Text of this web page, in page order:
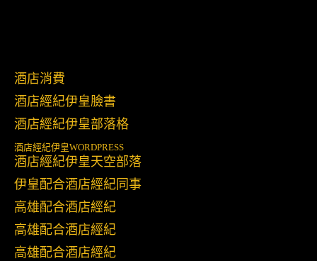
酒店消費
酒店經紀伊皇臉書
酒店經紀伊皇部落格
酒店經紀伊皇WORDPRESS
酒店經紀伊皇天空部落
伊皇配合酒店經紀同事
高雄配合酒店經紀
高雄配合酒店經紀
高雄配合酒店經紀